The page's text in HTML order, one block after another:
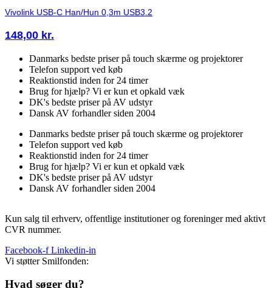
Vivolink USB-C Han/Hun 0,3m USB3.2
148,00 kr.
Danmarks bedste priser på touch skærme og projektorer
Telefon support ved køb
Reaktionstid inden for 24 timer
Brug for hjælp? Vi er kun et opkald væk
DK's bedste priser på AV udstyr
Dansk AV forhandler siden 2004
Danmarks bedste priser på touch skærme og projektorer
Telefon support ved køb
Reaktionstid inden for 24 timer
Brug for hjælp? Vi er kun et opkald væk
DK's bedste priser på AV udstyr
Dansk AV forhandler siden 2004
Kun salg til erhverv, offentlige institutioner og foreninger med aktivt
CVR nummer.
Facebook-f Linkedin-in
Vi støtter Smilfonden:
Hvad søger du?